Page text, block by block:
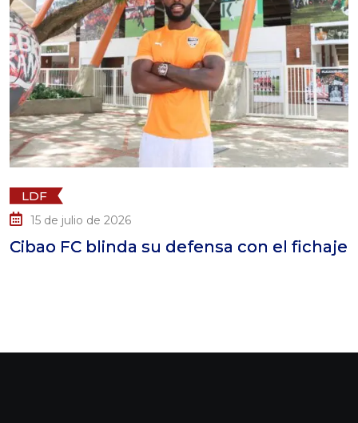
2026
su defensa con el fichaje
Cibao